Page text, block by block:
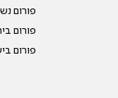
פורום
פורום
פורום